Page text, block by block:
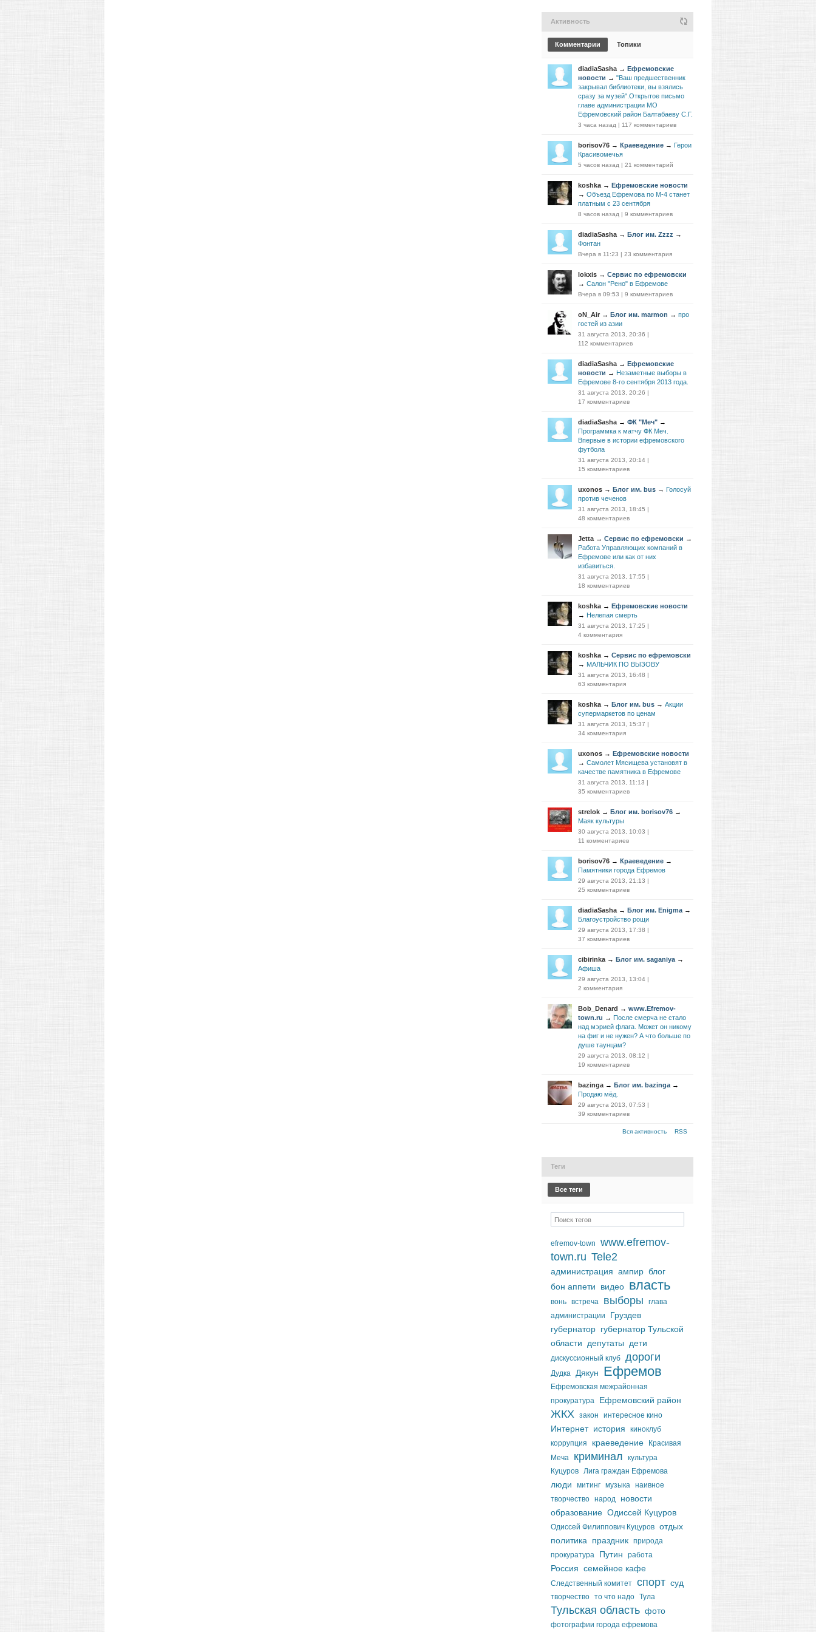
Активность
Комментарии Топики
diadiaSasha → Ефремовские
новости → "Ваш предшественник
закрывал библиотеки, вы взялись
сразу за музей".Открытое письмо
главе администрации МО
Ефремовский район Балтабаеву С.Г.
3 часа назад | 117 комментариев
borisov76 → Краеведение → Герои
Красивомечья
5 часов назад | 21 комментарий
koshka → Ефремовские новости
→ Объезд Ефремова по М-4 станет
платным с 23 сентября
8 часов назад | 9 комментариев
diadiaSasha → Блог им. Zzzz →
Фонтан
Вчера в 11:23 | 23 комментария
lokxis → Сервис по ефремовски
→ Салон "Рено" в Ефремове
Вчера в 09:53 | 9 комментариев
oN_Air → Блог им. marmon → про
гостей из азии
31 августа 2013, 20:36 |
112 комментариев
diadiaSasha → Ефремовские
новости → Незаметные выборы в
Ефремове 8-го сентября 2013 года.
31 августа 2013, 20:26 |
17 комментариев
diadiaSasha → ФК "Меч" →
Программка к матчу ФК Меч.
Впервые в истории ефремовского
футбола
31 августа 2013, 20:14 |
15 комментариев
uxonos → Блог им. bus → Голосуй
против чеченов
31 августа 2013, 18:45 |
48 комментариев
Jetta → Сервис по ефремовски →
Работа Управляющих компаний в
Ефремове или как от них
избавиться.
31 августа 2013, 17:55 |
18 комментариев
koshka → Ефремовские новости
→ Нелепая смерть
31 августа 2013, 17:25 |
4 комментария
koshka → Сервис по ефремовски
→ МАЛЬЧИК ПО ВЫЗОВУ
31 августа 2013, 16:48 |
63 комментария
koshka → Блог им. bus → Акции
супермаркетов по ценам
31 августа 2013, 15:37 |
34 комментария
uxonos → Ефремовские новости
→ Самолет Мясищева установят в
качестве памятника в Ефремове
31 августа 2013, 11:13 |
35 комментариев
strelok → Блог им. borisov76 →
Маяк культуры
30 августа 2013, 10:03 |
11 комментариев
borisov76 → Краеведение →
Памятники города Ефремов
29 августа 2013, 21:13 |
25 комментариев
diadiaSasha → Блог им. Enigma →
Благоустройство рощи
29 августа 2013, 17:38 |
37 комментариев
cibirinka → Блог им. saganiya →
Афиша
29 августа 2013, 13:04 |
2 комментария
Bob_Denard → www.Efremov-
town.ru → После смерча не стало
над мэрией флага. Может он никому
на фиг и не нужен? А что больше по
душе таунцам?
29 августа 2013, 08:12 |
19 комментариев
bazinga → Блог им. bazinga →
Продаю мёд.
29 августа 2013, 07:53 |
39 комментариев
Вся активность RSS
Теги
Все теги
efremov-town
www.efremov-
town.ru Tele2
администрация ампир блог
бон аппети
видео власть
вонь встреча выборы
глава
администрации
Груздев
губернатор губернатор Тульской
области
депутаты дети
дискуссионный клуб дороги
Дудка Дякун Ефремов
Ефремовская межрайонная
прокуратура
Ефремовский район
ЖКХ закон интересное кино
Интернет история
киноклуб
коррупция
краеведение
Красивая
Меча
криминал
культура
Куцуров Лига граждан Ефремова
люди митинг музыка наивное
творчество народ
новости
образование Одиссей Куцуров
Одиссей Филиппович Куцуров отдых
политика
праздник природа
прокуратура
Путин работа
Россия семейное кафе
Следственный комитет спорт суд
творчество то что надо Тула
Тульская область фото
фотографии города ефремова